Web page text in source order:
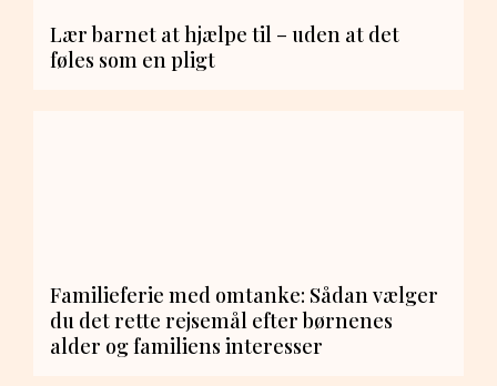
Lær barnet at hjælpe til – uden at det
føles som en pligt
Familieferie med omtanke: Sådan vælger
du det rette rejsemål efter børnenes
alder og familiens interesser